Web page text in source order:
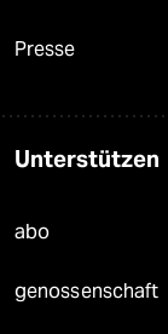
Presse
Unterstützen
abo
genossenschaft